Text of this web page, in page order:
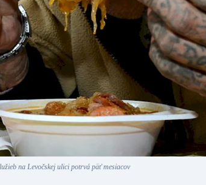
na Levočskej ulici potrvá päť mesiacov